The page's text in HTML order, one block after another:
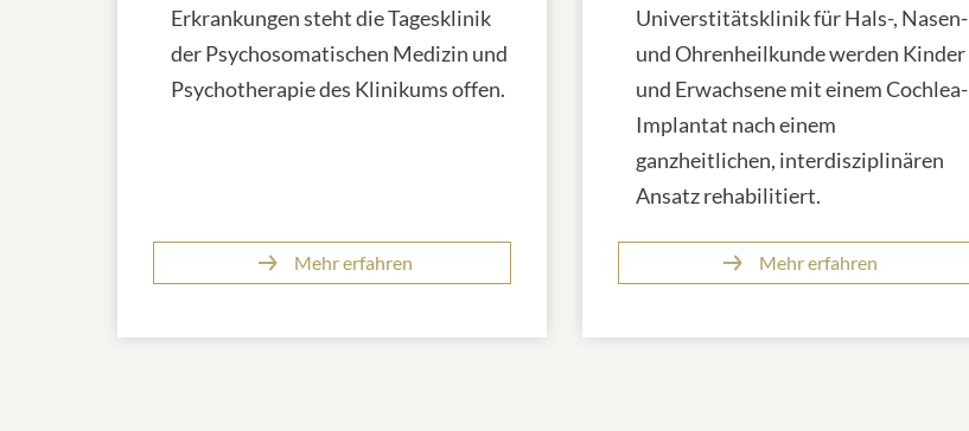
Erkrankungen steht die Tagesklinik
der Psychosomatischen Medizin und
Psychotherapie des Klinikums offen.
Mehr erfahren
Universtitätsklinik für Hals-, Nasen-
und Ohrenheilkunde werden Kinder
und Erwachsene mit einem Cochlea-
Implantat nach einem
ganzheitlichen, interdisziplinären
Ansatz rehabilitiert.
Mehr erfahren